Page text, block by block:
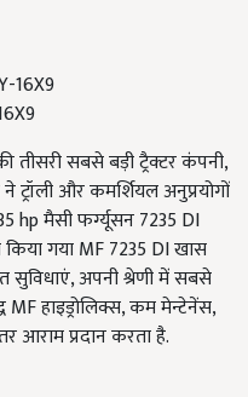
तीसरी सबसे बड़ी ट्रैक्टर कंपनी,
ट्रॉली और कमर्शियल अनुप्रयोगों
hp मैसी फर्ग्यूसन 7235 DI
किया गया MF 7235 DI खास
सुविधाएं, अपनी श्रेणी में सबसे
हाइड्रोलिक्स, कम मेन्टेनेंस,
प्रदान करता है.